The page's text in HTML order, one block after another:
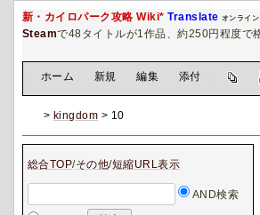
新・カイロパーク攻略 Wiki* Translate オンライン
Steamで48タイトルが1作品、約250円程度で
ホーム 新規 編集 添付
> kingdom > 10
総合TOP/その他/短縮URL表示
AND検索